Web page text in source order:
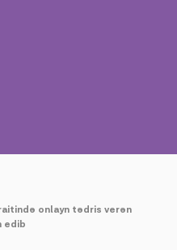
onlayn tədris verən
edib